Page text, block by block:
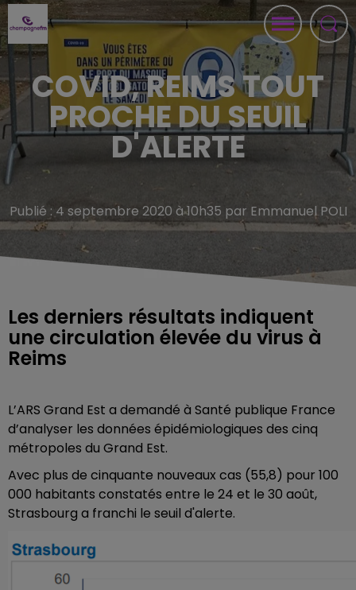
COVID, REIMS TOUT
PROCHE DU SEUIL
D'ALERTE
Publié : 4 septembre 2020 à 10h35 par Emmanuel POLI
Les derniers résultats indiquent
une circulation élevée du virus à
Reims
L’ARS Grand Est a demandé à Santé publique France
d’analyser les données épidémiologiques des cinq
métropoles du Grand Est.
Avec plus de cinquante nouveaux cas (55,8) pour 100
000 habitants constatés entre le 24 et le 30 août,
Strasbourg a franchi le seuil d'alerte.